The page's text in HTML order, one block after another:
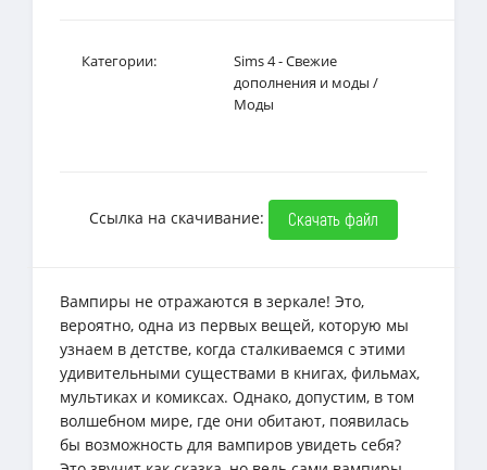
Категории:
Sims 4 - Свежие
дополнения и моды /
Моды
Ссылка на скачивание: Скачать файл
Вампиры не отражаются в зеркале! Это,
вероятно, одна из первых вещей, которую мы
узнаем в детстве, когда сталкиваемся с этими
удивительными существами в книгах, фильмах,
мультиках и комиксах. Однако, допустим, в том
волшебном мире, где они обитают, появилась
бы возможность для вампиров увидеть себя?